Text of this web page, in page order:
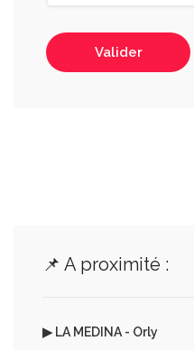
Valider
📌 A proximité :
▶ LA MEDINA - Orly